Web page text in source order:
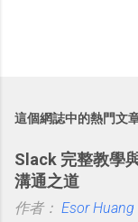
這個網誌中的熱門文
Slack 完整教學
溝通之道
作者： Esor Huang